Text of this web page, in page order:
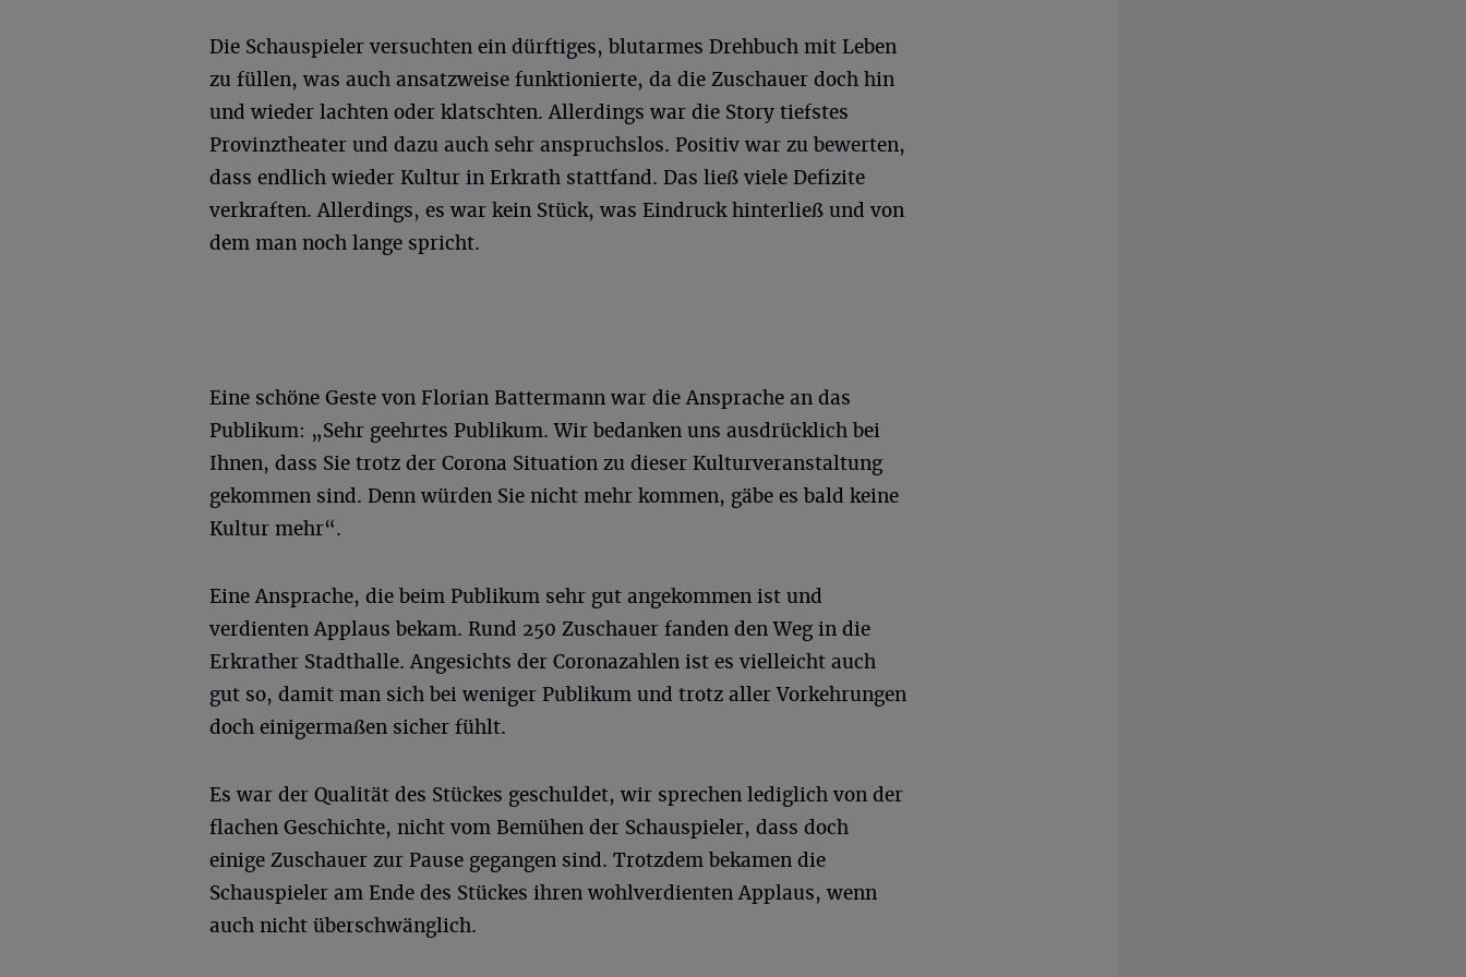
Die Schauspieler versuchten ein dürftiges, blutarmes Drehbuch mit Leben
zu füllen, was auch ansatzweise funktionierte, da die Zuschauer doch hin
und wieder lachten oder klatschten. Allerdings war die Story tiefstes
Provinztheater und dazu auch sehr anspruchslos. Positiv war zu bewerten,
dass endlich wieder Kultur in Erkrath stattfand. Das ließ viele Defizite
verkraften. Allerdings, es war kein Stück, was Eindruck hinterließ und von
dem man noch lange spricht.
Eine schöne Geste von Florian Battermann war die Ansprache an das
Publikum: „Sehr geehrtes Publikum. Wir bedanken uns ausdrücklich bei
Ihnen, dass Sie trotz der Corona Situation zu dieser Kulturveranstaltung
gekommen sind. Denn würden Sie nicht mehr kommen, gäbe es bald keine
Kultur mehr“.
Eine Ansprache, die beim Publikum sehr gut angekommen ist und
verdienten Applaus bekam. Rund 250 Zuschauer fanden den Weg in die
Erkrather Stadthalle. Angesichts der Coronazahlen ist es vielleicht auch
gut so, damit man sich bei weniger Publikum und trotz aller Vorkehrungen
doch einigermaßen sicher fühlt.
Es war der Qualität des Stückes geschuldet, wir sprechen lediglich von der
flachen Geschichte, nicht vom Bemühen der Schauspieler, dass doch
einige Zuschauer zur Pause gegangen sind. Trotzdem bekamen die
Schauspieler am Ende des Stückes ihren wohlverdienten Applaus, wenn
auch nicht überschwänglich.